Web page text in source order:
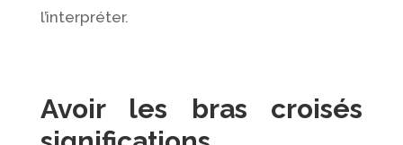
l’interpréter.
Avoir les bras croisés